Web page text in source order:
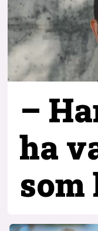
–
ha
som